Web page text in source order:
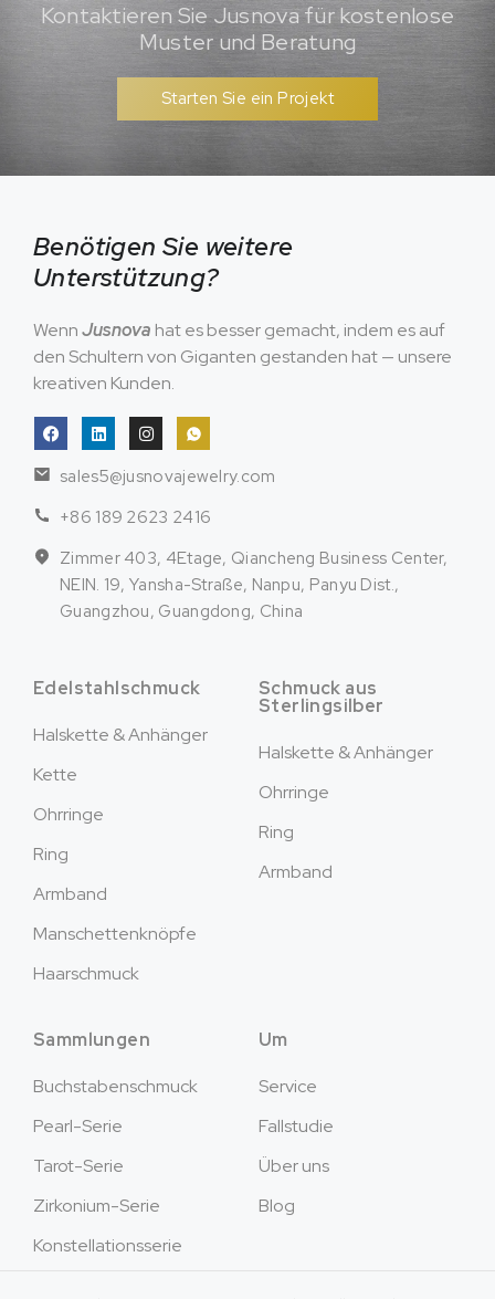
Kontaktieren Sie Jusnova für kostenlose
Muster und Beratung
Starten Sie ein Projekt
Benötigen Sie weitere
Unterstützung?
WennJusnova hat es besser gemacht, indem es auf
den Schultern von Giganten gestanden hat — unsere
kreativen Kunden.
sales5@jusnovajewelry.com
+86 189 2623 2416
Zimmer 403, 4Etage, Qiancheng Business Center,
NEIN. 19, Yansha-Straße, Nanpu, Panyu Dist.,
Guangzhou, Guangdong, China
Edelstahlschmuck
Halskette & Anhänger
Kette
Ohrringe
Ring
Armband
Manschettenknöpfe
Haarschmuck
Schmuck aus
Sterlingsilber
Halskette & Anhänger
Ohrringe
Ring
Armband
Sammlungen
Buchstabenschmuck
Pearl-Serie
Tarot-Serie
Zirkonium-Serie
Konstellationsserie
Um
Service
Fallstudie
Über uns
Blog